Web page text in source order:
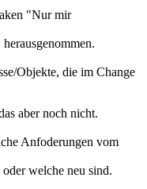
"Nur mir
Objekte, die im Change
aber noch nicht.
Anfoderungen vom
welche neu sind.